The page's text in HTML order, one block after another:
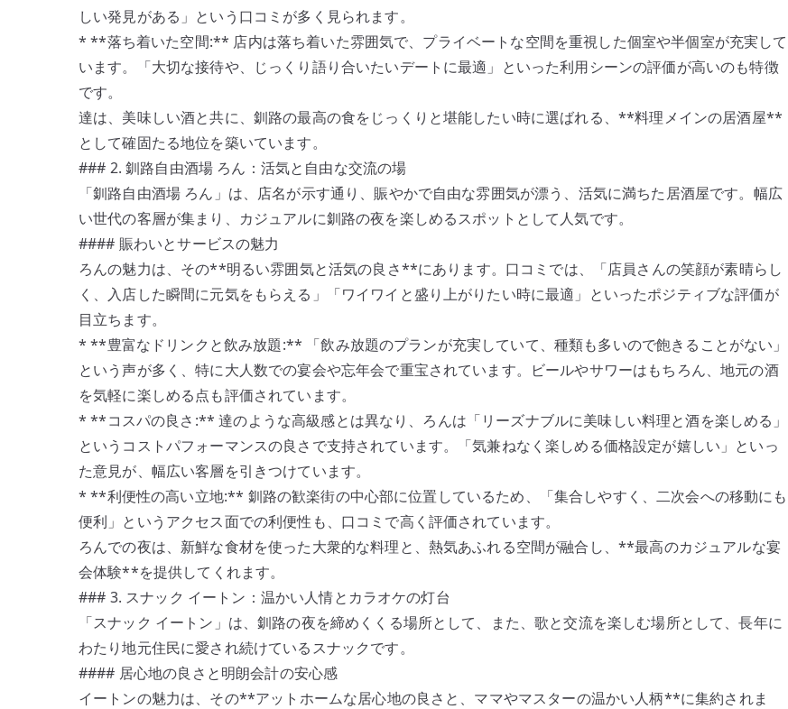
しい発見がある」という口コミが多く見られます。
* **落ち着いた空間:** 店内は落ち着いた雰囲気で、プライベートな空間を重視した個室や半個室が充実して
います。「大切な接待や、じっくり語り合いたいデートに最適」といった利用シーンの評価が高いのも特徴
です。
達は、美味しい酒と共に、釧路の最高の食をじっくりと堪能したい時に選ばれる、**料理メインの居酒屋**
として確固たる地位を築いています。
### 2. 釧路自由酒場 ろん：活気と自由な交流の場
「釧路自由酒場 ろん」は、店名が示す通り、賑やかで自由な雰囲気が漂う、活気に満ちた居酒屋です。幅広
い世代の客層が集まり、カジュアルに釧路の夜を楽しめるスポットとして人気です。
#### 賑わいとサービスの魅力
ろんの魅力は、その**明るい雰囲気と活気の良さ**にあります。口コミでは、「店員さんの笑顔が素晴らし
く、入店した瞬間に元気をもらえる」「ワイワイと盛り上がりたい時に最適」といったポジティブな評価が
目立ちます。
* **豊富なドリンクと飲み放題:** 「飲み放題のプランが充実していて、種類も多いので飽きることがない」
という声が多く、特に大人数での宴会や忘年会で重宝されています。ビールやサワーはもちろん、地元の酒
を気軽に楽しめる点も評価されています。
* **コスパの良さ:** 達のような高級感とは異なり、ろんは「リーズナブルに美味しい料理と酒を楽しめる」
というコストパフォーマンスの良さで支持されています。「気兼ねなく楽しめる価格設定が嬉しい」といっ
た意見が、幅広い客層を引きつけています。
* **利便性の高い立地:** 釧路の歓楽街の中心部に位置しているため、「集合しやすく、二次会への移動にも
便利」というアクセス面での利便性も、口コミで高く評価されています。
ろんでの夜は、新鮮な食材を使った大衆的な料理と、熱気あふれる空間が融合し、**最高のカジュアルな宴
会体験**を提供してくれます。
### 3. スナック イートン：温かい人情とカラオケの灯台
「スナック イートン」は、釧路の夜を締めくくる場所として、また、歌と交流を楽しむ場所として、長年に
わたり地元住民に愛され続けているスナックです。
#### 居心地の良さと明朗会計の安心感
イートンの魅力は、その**アットホームな居心地の良さと、ママやマスターの温かい人柄**に集約されま